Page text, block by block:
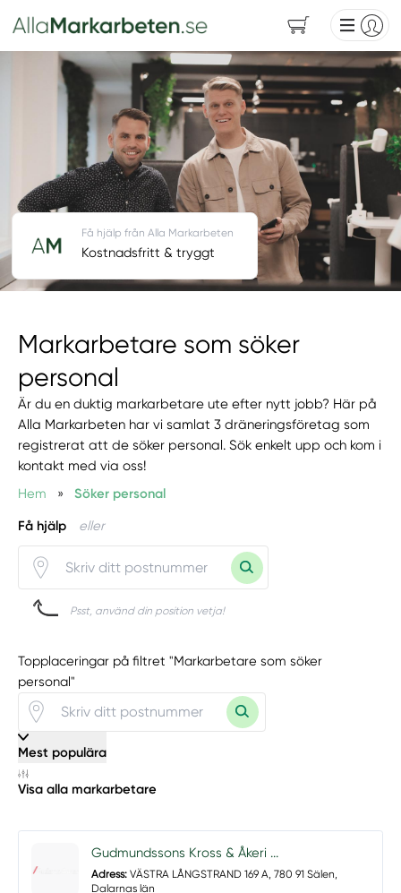
Markarbetare som söker
personal
Är du en duktig markarbetare ute efter nytt jobb? Här på
Alla Markarbeten har vi samlat 3 dräneringsföretag som
registrerat att de söker personal. Sök enkelt upp och kom i
kontakt med via oss!
Hem
» Söker personal
Få hjälp eller
Psst, använd din position vetja!
Få hjälp från Alla Markarbeten
Kostnadsfritt & tryggt
Topplaceringar på filtret "Markarbetare som söker
personal"
Mest populära
Visa alla markarbetare
Gudmundssons Kross & Åkeri ...
Adress:VÄSTRA LÅNGSTRAND 169 A, 780 91 Sälen,
Dalarnas län